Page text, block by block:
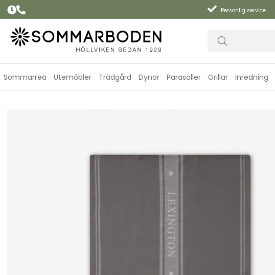
Personlig service
Sommarrea Utemöbler Trädgård Dynor Parasoller Grillar Inredning